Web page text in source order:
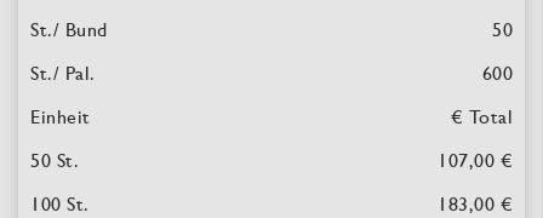
50
600
€ Total
107,00 €
183,00 €